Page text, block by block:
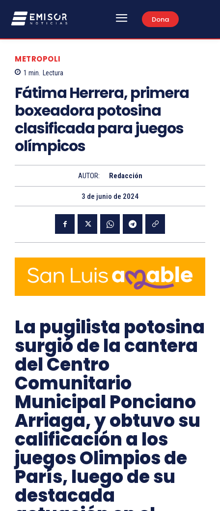
Dona
METROPOLI
1 min. Lectura
Fátima Herrera, primera
boxeadora potosina
clasificada para juegos
olímpicos
AUTOR: Redacción
3 de junio de 2024
La pugilista potosina
surgió de la cantera
del Centro
Comunitario
Municipal Ponciano
Arriaga, y obtuvo su
calificación a los
juegos Olimpios de
París, luego de su
destacada